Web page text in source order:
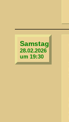
Samstag
28.02.2026
um 19:30